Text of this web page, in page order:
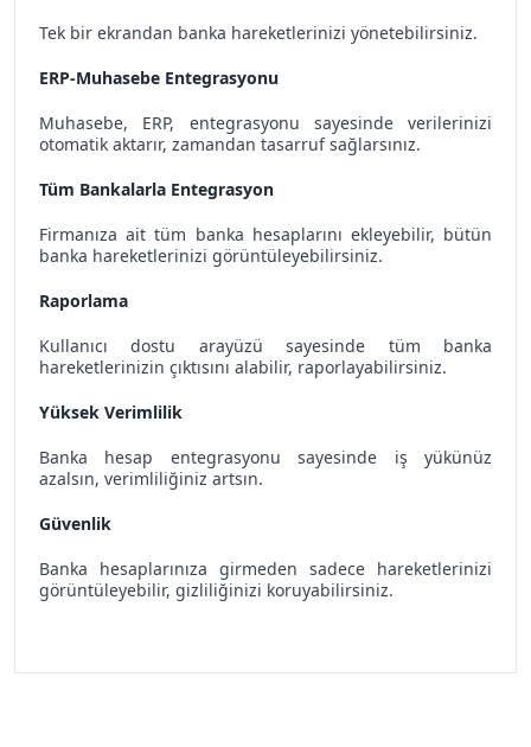
Tek bir ekrandan banka hareketlerinizi yönetebilirsiniz.
ERP-Muhasebe Entegrasyonu
Muhasebe, ERP, entegrasyonu sayesinde verilerinizi
otomatik aktarır, zamandan tasarruf sağlarsınız.
Tüm Bankalarla Entegrasyon
Firmanıza ait tüm banka hesaplarını ekleyebilir, bütün
banka hareketlerinizi görüntüleyebilirsiniz.
Raporlama
Kullanıcı dostu arayüzü sayesinde tüm banka
hareketlerinizin çıktısını alabilir, raporlayabilirsiniz.
Yüksek Verimlilik
Banka hesap entegrasyonu sayesinde iş yükünüz
azalsın, verimliliğiniz artsın.
Güvenlik
Banka hesaplarınıza girmeden sadece hareketlerinizi
görüntüleyebilir, gizliliğinizi koruyabilirsiniz.